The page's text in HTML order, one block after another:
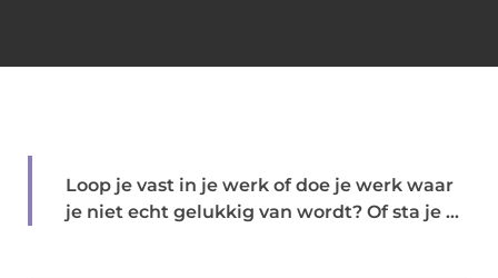
Loop je vast in je werk of doe je werk waar
je niet echt gelukkig van wordt? Of sta je ...